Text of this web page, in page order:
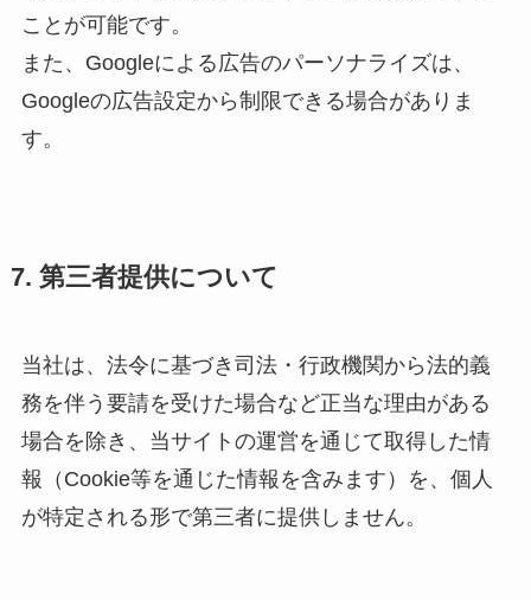
ことが可能です。
また、Googleによる広告のパーソナライズは、
Googleの広告設定から制限できる場合がありま
す。
7. 第三者提供について
当社は、法令に基づき司法・行政機関から法的義
務を伴う要請を受けた場合など正当な理由がある
場合を除き、当サイトの運営を通じて取得した情
報（Cookie等を通じた情報を含みます）を、個人
が特定される形で第三者に提供しません。